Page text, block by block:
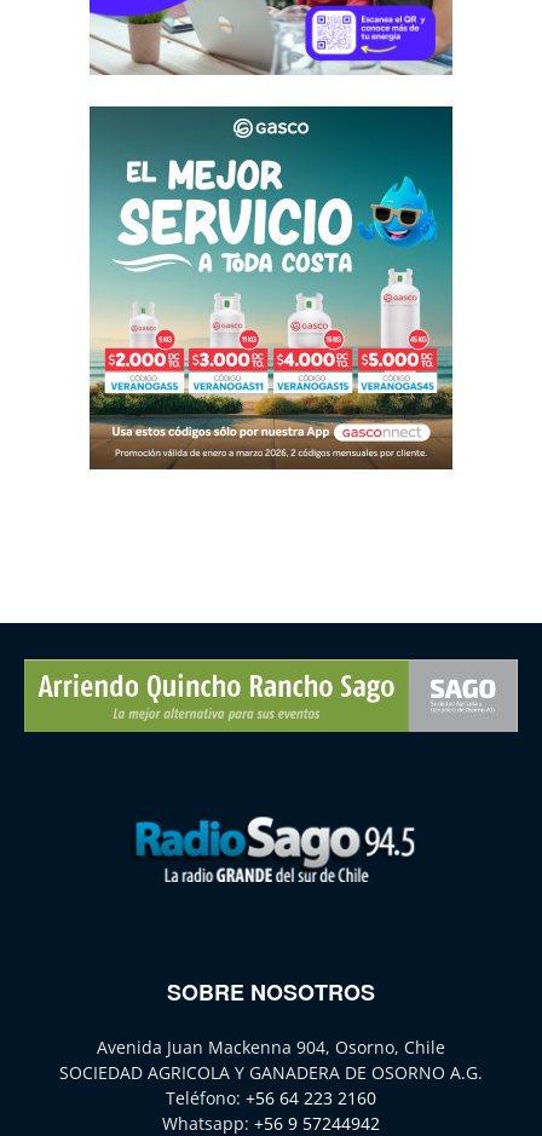
SOBRE NOSOTROS
Avenida Juan Mackenna 904, Osorno, Chile
SOCIEDAD AGRICOLA Y GANADERA DE OSORNO A.G.
Teléfono: +56 64 223 2160
Whatsapp: +56 9 57244942